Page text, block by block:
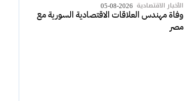
الأخبار الاقتصادية 05-08-2026
وفاة مهندس العلاقات الاقتصادية السورية مع
مصر